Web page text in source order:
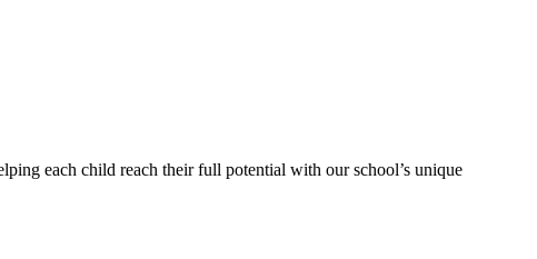
each child reach their full potential with our school’s unique